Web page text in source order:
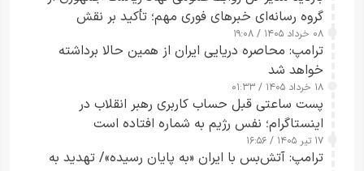
گروه رسانه‌ای خبرهای فوری مهم؛ تأکید بر نقش
رسانه‌های هوشمند و مسئول در ارتقای آگاهی عمومی
۰۸ خرداد ۱۴۰۵ / ۱۹:۰۸
ترامپ: محاصره دریایی ایران از همین حالا برداشته
خواهد شد
۱۸ خرداد ۱۴۰۵ / ۰۱:۳۳
پست ساعتی قبل حساب کاربری رهبر انقلاب در
اینستاگرام؛ نفس رژیم به شماره افتاده است​
۱۷ تیر ۱۴۰۵ / ۱۶:۵۶
ترامپ: آتش‌بس با ایران «به پایان رسیده»/ تهدید به